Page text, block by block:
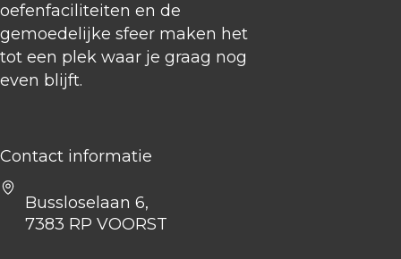
oefenfaciliteiten en de
gemoedelijke sfeer maken het
tot een plek waar je graag nog
even blijft.
Contact informatie
Bussloselaan 6,
7383 RP VOORST